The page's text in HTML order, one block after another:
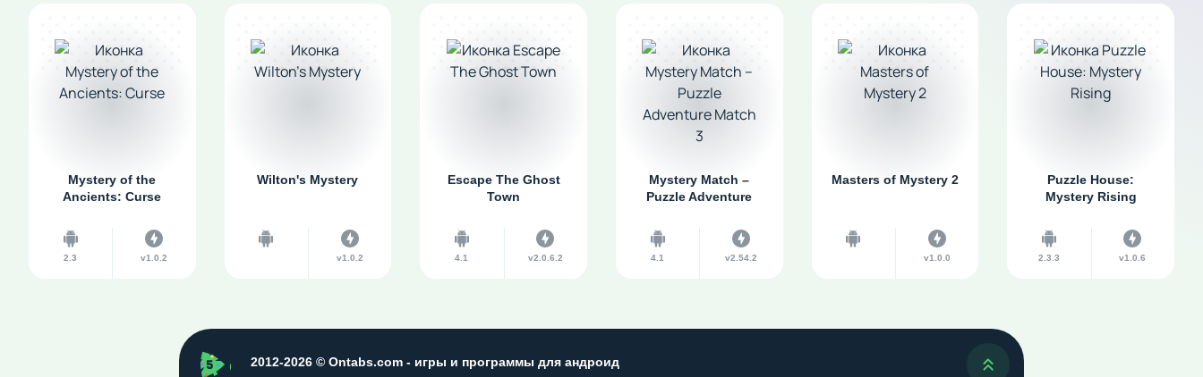
Mystery of the
Ancients: Curse
2.3 v1.0.2
Wilton's Mystery
v1.0.2
Escape The Ghost
Town
4.1 v2.0.6.2
Mystery Match –
Puzzle Adventure
4.1 v2.54.2
Masters of Mystery 2
v1.0.0
Puzzle House:
Mystery Rising
2.3.3 v1.0.6
ontabs Наверх
2012-2026 © Ontabs.com - игры и программы для андроид